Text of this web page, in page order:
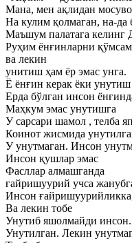
Мана, мен ақлидан
На кулим қолмаган, на-да
Маъшум палатага
Руҳим ёнғинларни
ва лекин
унитиш ҳам ёр эмас унга.
Ё ёнғин керак ёки унутиш
Ерда бўлган инсон
Маҳкум эмас унутишга
У сарсари шамол , телба
Коинот жисмида
У унутмаган. Инсон
Инсон қушлар эмас
Фасллар алмашганда
ғайришуурий учса
Инсон
Ва лекин тобе
Унутиб яшолмайди инсон.
Унутилган. Лекин